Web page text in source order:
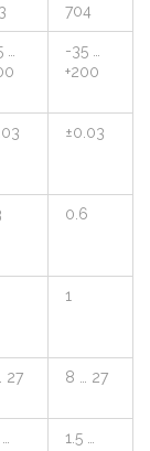
704
-35 …
+200
±0.03
0.6
1
27 8 … 27
1.5 …